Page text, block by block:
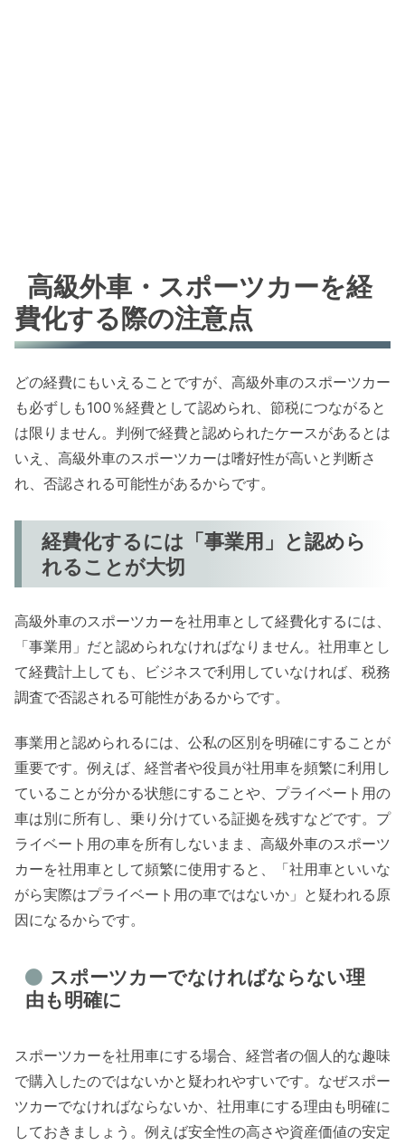
高級外車・スポーツカーを経
費化する際の注意点
どの経費にもいえることですが、高級外車のスポーツカー
も必ずしも100％経費として認められ、節税につながると
は限りません。判例で経費と認められたケースがあるとは
いえ、高級外車のスポーツカーは嗜好性が高いと判断さ
れ、否認される可能性があるからです。
経費化するには「事業用」と認めら
れることが大切
高級外車のスポーツカーを社用車として経費化するには、
「事業用」だと認められなければなりません。社用車とし
て経費計上しても、ビジネスで利用していなければ、税務
調査で否認される可能性があるからです。
事業用と認められるには、公私の区別を明確にすることが
重要です。例えば、経営者や役員が社用車を頻繁に利用し
ていることが分かる状態にすることや、プライベート用の
車は別に所有し、乗り分けている証拠を残すなどです。プ
ライベート用の車を所有しないまま、高級外車のスポーツ
カーを社用車として頻繁に使用すると、「社用車といいな
がら実際はプライベート用の車ではないか」と疑われる原
因になるからです。
スポーツカーでなければならない理
由も明確に
スポーツカーを社用車にする場合、経営者の個人的な趣味
で購入したのではないかと疑われやすいです。なぜスポー
ツカーでなければならないか、社用車にする理由も明確に
しておきましょう。例えば安全性の高さや資産価値の安定